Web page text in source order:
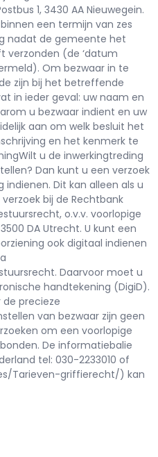
1, 3430 AA Nieuwegein.
een termijn van zes
nadat de gemeente het
verzonden (de ‘datum
Om bezwaar in te
zijn bij het betreffende
in ieder geval: uw naam en
u bezwaar indient en uw
aan om welk besluit het
en het kenmerk te
u de inwerkingtreding
Dan kunt u een verzoek
Dit kan alleen als u
bij de Rechtbank
o.v.v. voorlopige
DA Utrecht. U kunt een
ook digitaal indienen
Daarvoor moet u
handtekening (DigiD).
de precieze
van bezwaar zijn geen
om een voorlopige
De informatiebalie
tel: 030-2233010 of
Tarieven-griffierecht/) kan